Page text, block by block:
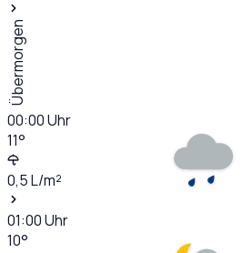
Übermorgen
00:00Uhr
11°
0,5L/m²
01:00Uhr
10°